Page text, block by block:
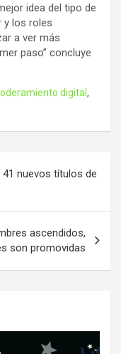
idea del tipo de
y los roles
a ver más
paso” concluye
digital,
nuevos títulos de
ascendidos,
son promovidas